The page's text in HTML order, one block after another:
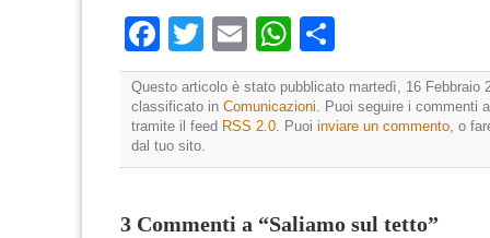
Facebook
TwitterEmailWhatsApp
Questo articolo è stato pubblicato martedì, 16 Febbraio
classificato in Comunicazioni. Puoi seguire i commenti
tramite il feed RSS 2.0. Puoi inviare un commento, o
dal tuo sito.
3 Commenti a “Saliamo sul tetto”